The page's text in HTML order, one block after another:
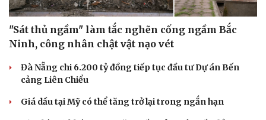
"Sát thủ ngầm" làm tắc nghẽn cống ngầm Bắc
Ninh, công nhân chật vật nạo vét
Đà Nẵng chi 6.200 tỷ đồng tiếp tục đầu tư Dự án Bến
cảng Liên Chiểu
Giá dầu tại Mỹ có thể tăng trở lại trong ngắn hạn